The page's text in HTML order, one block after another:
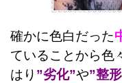
確かに色白だった
ていることから色
はり ”劣化”や”整